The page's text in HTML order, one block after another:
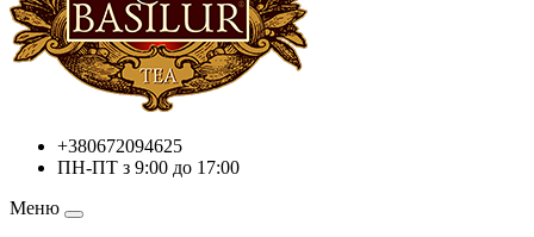
+380672094625
ПН-ПТ з 9:00 до 17:00
Меню